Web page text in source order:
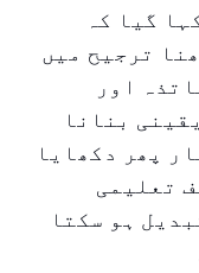
گیا کہ
ترجیح میں
اور
بنانا
پھر دکھایا
تعلیمی
ہو سکتا